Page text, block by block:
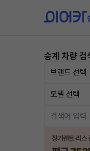
승계 차량 검